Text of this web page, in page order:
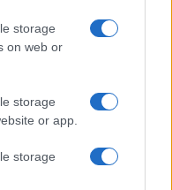
storage
on web or
storage
or app.
storage
Αναφέρεται, ότι
θανατηφόρα
θαυματουργική
Ζιδανιώτισσας
όπου τελέστηκαν